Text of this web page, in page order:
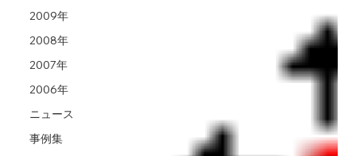
2009年
2008年
2007年
2006年
ニュース
事例集